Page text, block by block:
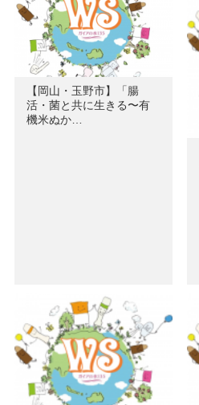
【岡山・玉野市】「腸
活・菌と共に生きる〜有
機米ぬか…